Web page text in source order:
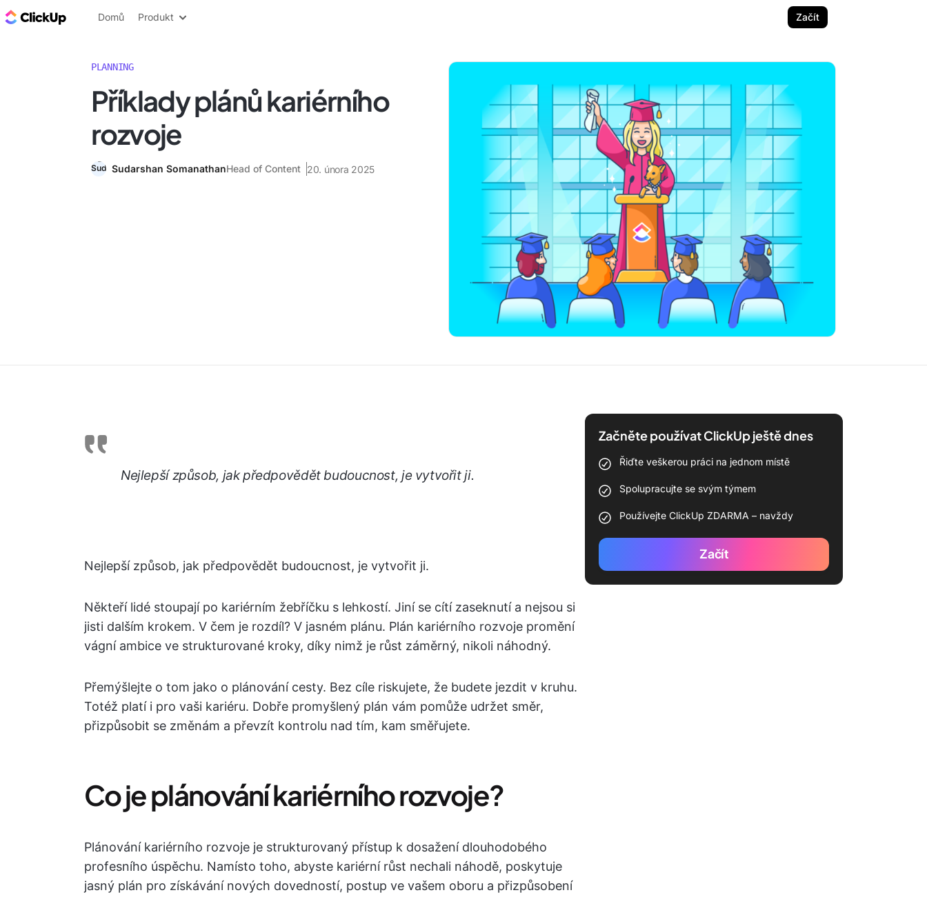
ClickUp blog
Domů Produkt Začít
PLANNING
Příklady plánů kariérního
rozvoje
Sudarshan SomanathanHead of Content 20. února 2025
Nejlepší způsob, jak předpovědět budoucnost, je vytvořit ji.
Nejlepší způsob, jak předpovědět budoucnost, je vytvořit ji.
Někteří lidé stoupají po kariérním žebříčku s lehkostí. Jiní se cítí zaseknutí a nejsou si
jisti dalším krokem. V čem je rozdíl? V jasném plánu. Plán kariérního rozvoje promění
vágní ambice ve strukturované kroky, díky nimž je růst záměrný, nikoli náhodný.
Přemýšlejte o tom jako o plánování cesty. Bez cíle riskujete, že budete jezdit v kruhu.
Totéž platí i pro vaši kariéru. Dobře promyšlený plán vám pomůže udržet směr,
přizpůsobit se změnám a převzít kontrolu nad tím, kam směřujete.
Co je plánování kariérního rozvoje?
Plánování kariérního rozvoje je strukturovaný přístup k dosažení dlouhodobého
profesního úspěchu. Namísto toho, abyste kariérní růst nechali náhodě, poskytuje
jasný plán pro získávání nových dovedností, postup ve vašem oboru a přizpůsobení
Začněte používat ClickUp ještě dnes
Řiďte veškerou práci na jednom místě
Spolupracujte se svým týmem
Používejte ClickUp ZDARMA – navždy
Začít